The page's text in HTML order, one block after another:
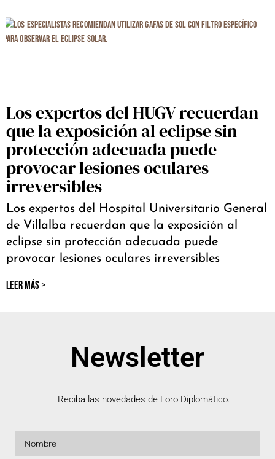
Los expertos del HUGV recuerdan
que la exposición al eclipse sin
protección adecuada puede
provocar lesiones oculares
irreversibles
Los expertos del Hospital Universitario General
de Villalba recuerdan que la exposición al
eclipse sin protección adecuada puede
provocar lesiones oculares irreversibles
LEER MÁS >
Newsletter
Reciba las novedades de Foro Diplomático.